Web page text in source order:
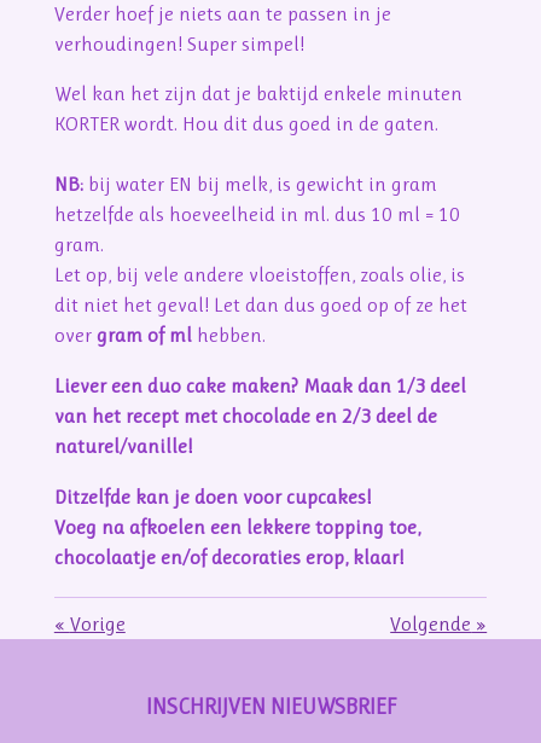
Verder hoef je niets aan te passen in je
verhoudingen! Super simpel!
Wel kan het zijn dat je baktijd enkele minuten
KORTER wordt. Hou dit dus goed in de gaten.
NB:bij water EN bij melk, is gewicht in gram
hetzelfde als hoeveelheid in ml. dus 10 ml = 10
gram.
Let op, bij vele andere vloeistoffen, zoals olie, is
dit niet het geval! Let dan dus goed op of ze het
over gram of mlhebben.
Liever een duo cake maken? Maak dan 1/3 deel
van het recept met chocolade en 2/3 deel de
naturel/vanille!
Ditzelfde kan je doen voor cupcakes!
Voeg na afkoelen een lekkere topping toe,
chocolaatje en/of decoraties erop, klaar!
« Vorige Volgende »
INSCHRIJVEN NIEUWSBRIEF